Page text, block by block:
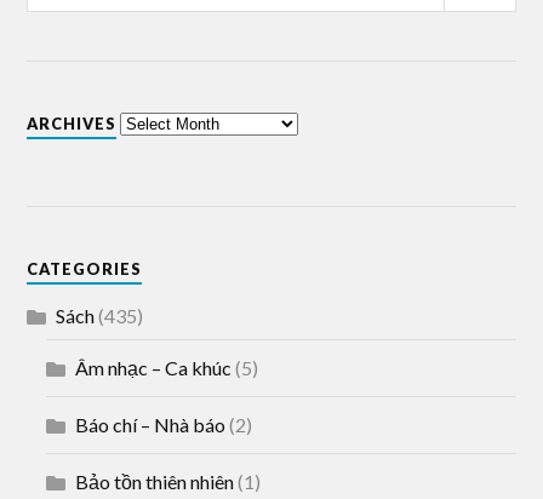
ARCHIVES
CATEGORIES
Sách(435)
Âm nhạc – Ca khúc (5)
Báo chí – Nhà báo (2)
Bảo tồn thiên nhiên(1)